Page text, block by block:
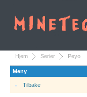
Hjem Serier Peyo
Meny
Tilbake